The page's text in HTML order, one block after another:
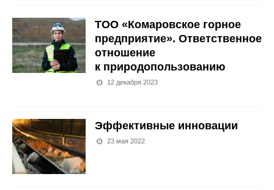
ТОО «Комаровское горное
предприятие». Ответственное
отношение
к природопользованию
12 декабря 2023
Эффективные инновации
23 мая 2022